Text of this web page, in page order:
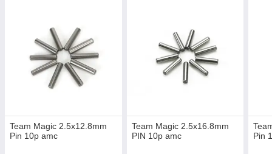
Team Magic 2.5x12.8mm
Pin 10p amc
Team Magic 2.5x16.8mm
PIN 10p amc
Pin